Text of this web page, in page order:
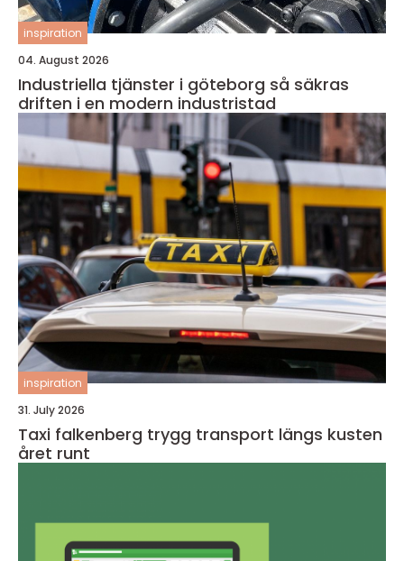
inspiration
04. August 2026
Industriella tjänster i göteborg så säkras
driften i en modern industristad
inspiration
31. July 2026
Taxi falkenberg trygg transport längs kusten
året runt